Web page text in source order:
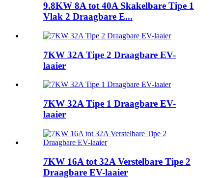
9.8KW 8A tot 40A Skakelbare Tipe 1
Vlak 2 Draagbare E...
7KW 32A Tipe 2 Draagbare EV-
laaier
7KW 32A Tipe 1 Draagbare EV-
laaier
7KW 16A tot 32A Verstelbare Tipe 2
Draagbare EV-laaier